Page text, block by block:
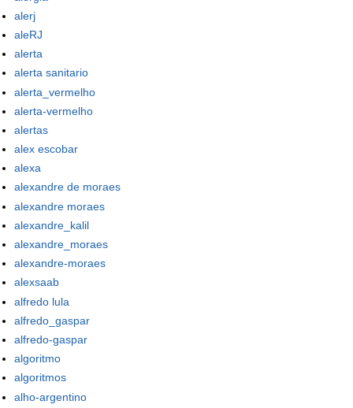
alerj
aleRJ
alerta
alerta sanitario
alerta_vermelho
alerta-vermelho
alertas
alex escobar
alexa
alexandre de moraes
alexandre moraes
alexandre_kalil
alexandre_moraes
alexandre-moraes
alexsaab
alfredo lula
alfredo_gaspar
alfredo-gaspar
algoritmo
algoritmos
alho-argentino